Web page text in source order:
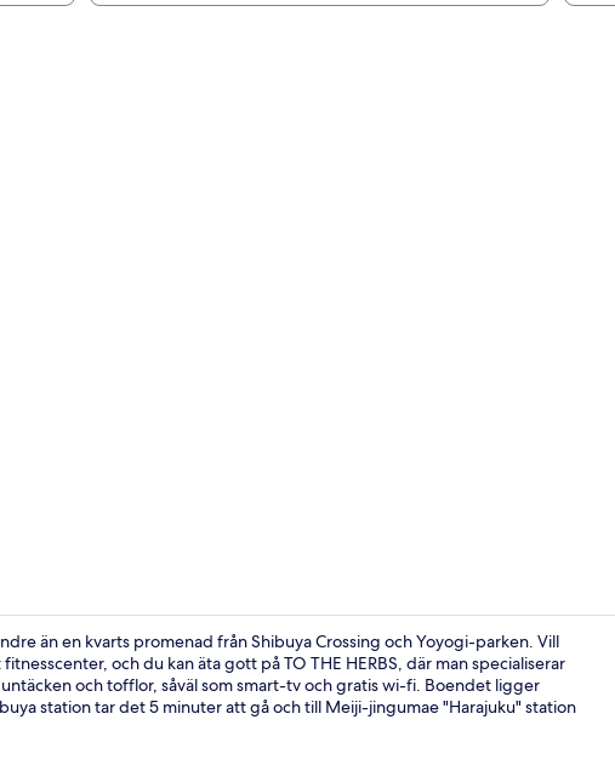
Bekvämlighet
än en kvarts promenad från Shibuya Crossing och Yoyogi-parken. Vill
och du kan äta gott på TO THE HERBS, där man specialiserar
och tofflor, såväl som smart-tv och gratis wi-fi. Boendet ligger
station tar det 5 minuter att gå och till Meiji-jingumae "Harajuku" station